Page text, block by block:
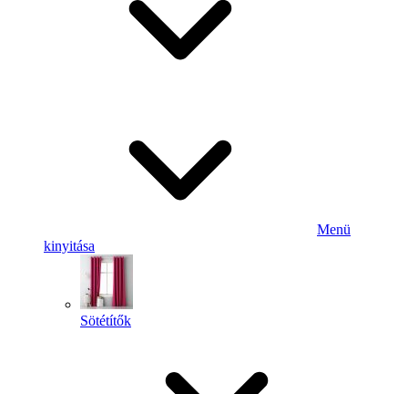
Menü
kinyitása
Sötétítők